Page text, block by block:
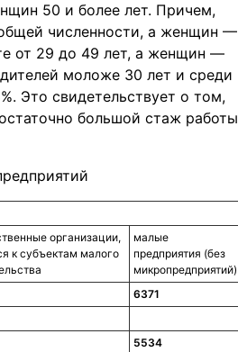
50 и более лет. Причем,
численности, а женщин —
от 29 до 49 лет, а женщин —
моложе 30 лет и среди
Это свидетельствует о том,
большой стаж работы
организации,
к субъектам малого
малые
предприятия (без
микропредприятий)
6371
5534